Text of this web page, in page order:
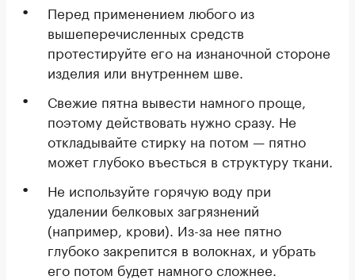
Перед применением любого из
вышеперечисленных средств
протестируйте его на изнаночной стороне
изделия или внутреннем шве.
Свежие пятна вывести намного проще,
поэтому действовать нужно сразу. Не
откладывайте стирку на потом — пятно
может глубоко въесться в структуру ткани.
Не используйте горячую воду при
удалении белковых загрязнений
(например, крови). Из-за нее пятно
глубоко закрепится в волокнах, и убрать
его потом будет намного сложнее.